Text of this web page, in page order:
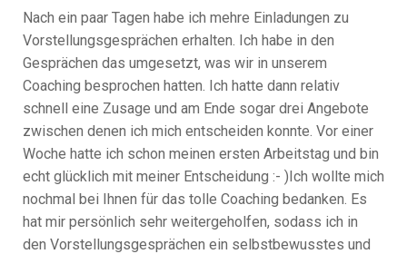
Nach ein paar Tagen habe ich mehre Einladungen zu
Vorstellungsgesprächen erhalten. Ich habe in den
Gesprächen das umgesetzt, was wir in unserem
Coaching besprochen hatten. Ich hatte dann relativ
schnell eine Zusage und am Ende sogar drei Angebote
zwischen denen ich mich entscheiden konnte. Vor einer
Woche hatte ich schon meinen ersten Arbeitstag und bin
echt glücklich mit meiner Entscheidung :- )Ich wollte mich
nochmal bei Ihnen für das tolle Coaching bedanken. Es
hat mir persönlich sehr weitergeholfen, sodass ich in
den Vorstellungsgesprächen ein selbstbewusstes und